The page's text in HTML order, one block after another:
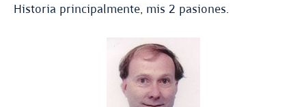
Historia principalmente, mis 2 pasiones.